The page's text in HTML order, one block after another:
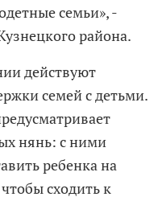
семьи», -
района.
действуют
семей с детьми.
нянь: с ними
ребенка на
сходить к